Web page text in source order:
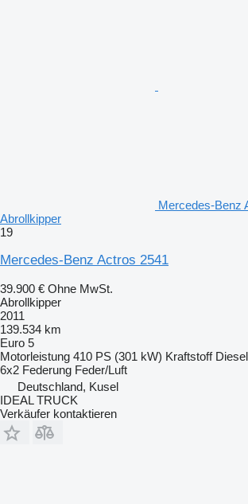
Mercedes-Benz
Abrollkipper
19
Mercedes-Benz Actros 2541
39.900 € Ohne MwSt.
Abrollkipper
2011
139.534 km
Euro 5
Motorleistung 410 PS (301 kW) Kraftstoff Diesel
6x2 Federung Feder/Luft
Deutschland, Kusel
IDEAL TRUCK
Verkäufer kontaktieren